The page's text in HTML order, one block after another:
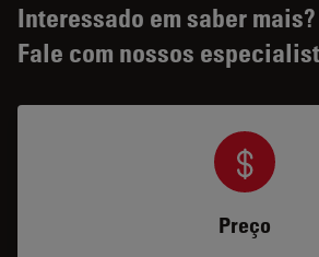
Interessado em saber mais?
Fale com nossos
Preço